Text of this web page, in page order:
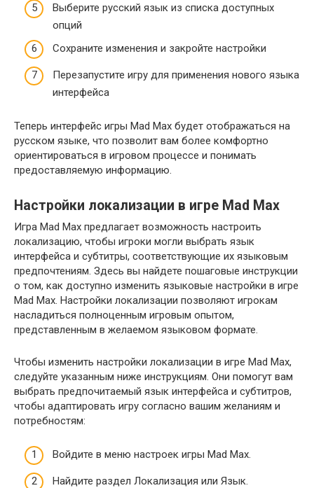
Выберите русский язык из списка доступных
опций
Сохраните изменения и закройте настройки
Перезапустите игру для применения нового языка
интерфейса
Теперь интерфейс игры Mad Max будет отображаться на
русском языке, что позволит вам более комфортно
ориентироваться в игровом процессе и понимать
предоставляемую информацию.
Настройки локализации в игре Mad Max
Игра Mad Max предлагает возможность настроить
локализацию, чтобы игроки могли выбрать язык
интерфейса и субтитры, соответствующие их языковым
предпочтениям. Здесь вы найдете пошаговые инструкции
о том, как доступно изменить языковые настройки в игре
Mad Max. Настройки локализации позволяют игрокам
насладиться полноценным игровым опытом,
представленным в желаемом языковом формате.
Чтобы изменить настройки локализации в игре Mad Max,
следуйте указанным ниже инструкциям. Они помогут вам
выбрать предпочитаемый язык интерфейса и субтитров,
чтобы адаптировать игру согласно вашим желаниям и
потребностям:
Войдите в меню настроек игры Mad Max.
Найдите раздел Локализация или Язык.